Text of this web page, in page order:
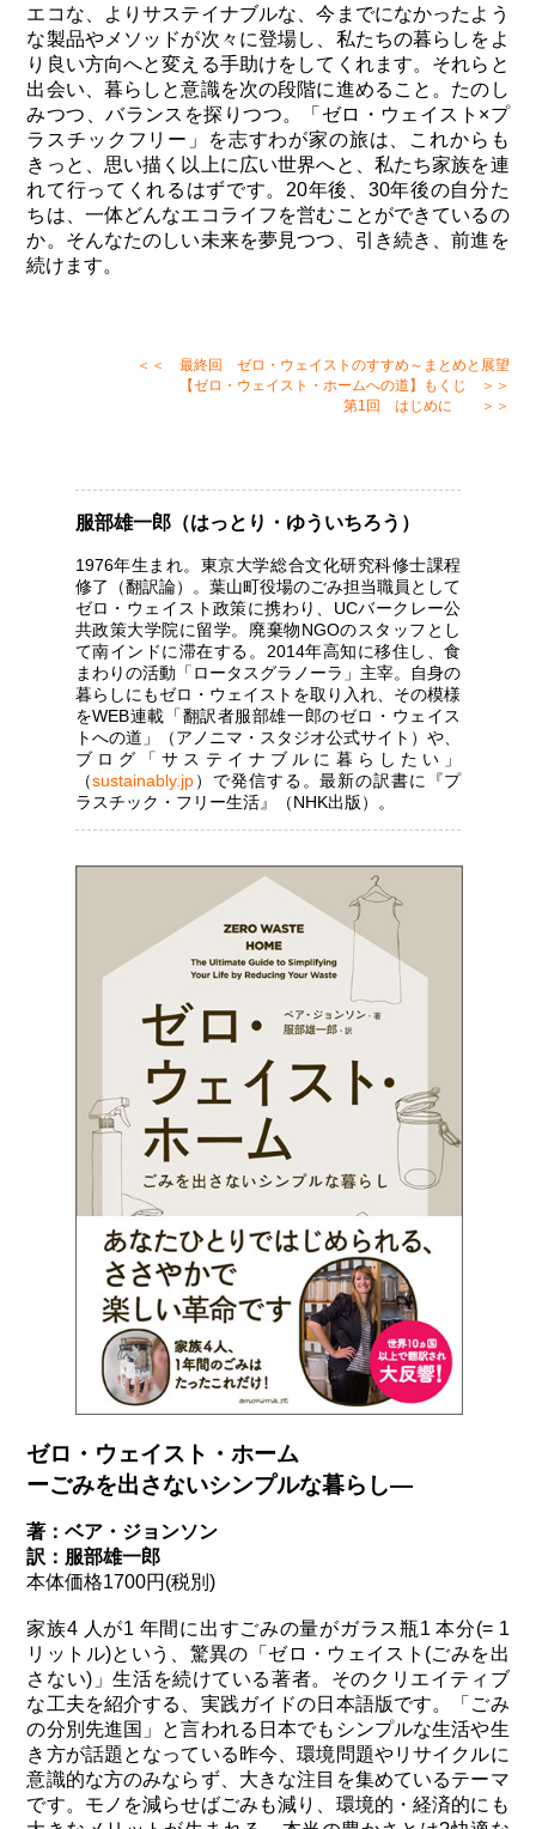
エコな、よりサステイナブルな、今までになかったよう
な製品やメソッドが次々に登場し、私たちの暮らしをよ
り良い方向へと変える手助けをしてくれます。それらと
出会い、暮らしと意識を次の段階に進めること。たのし
みつつ、バランスを探りつつ。「ゼロ・ウェイスト×プ
ラスチックフリー」を志すわが家の旅は、これからも
きっと、思い描く以上に広い世界へと、私たち家族を連
れて行ってくれるはずです。20年後、30年後の自分た
ちは、一体どんなエコライフを営むことができているの
か。そんなたのしい未来を夢見つつ、引き続き、前進を
続けます。
＜＜ 最終回 ゼロ・ウェイストのすすめ～まとめと展望
【ゼロ・ウェイスト・ホームへの道】もくじ ＞＞
第1回 はじめに ＞＞
服部雄一郎（はっとり・ゆういちろう）
1976年生まれ。東京大学総合文化研究科修士課程
修了（翻訳論）。葉山町役場のごみ担当職員として
ゼロ・ウェイスト政策に携わり、UCバークレー公
共政策大学院に留学。廃棄物NGOのスタッフとし
て南インドに滞在する。2014年高知に移住し、食
まわりの活動「ロータスグラノーラ」主宰。自身の
暮らしにもゼロ・ウェイストを取り入れ、その模様
をWEB連載「翻訳者服部雄一郎のゼロ・ウェイス
トへの道」（アノニマ・スタジオ公式サイト）や、
ブログ「サステイナブルに暮らしたい」
（sustainably.jp）で発信する。最新の訳書に『プ
ラスチック・フリー生活』（NHK出版）。
ゼロ・ウェイスト・ホーム
ーごみを出さないシンプルな暮らし―
著：ベア・ジョンソン
訳：服部雄一郎
本体価格1700円(税別)
家族4 人が1 年間に出すごみの量がガラス瓶1 本分(= 1
リットル)という、驚異の「ゼロ・ウェイスト(ごみを出
さない)」生活を続けている著者。そのクリエイティブ
な工夫を紹介する、実践ガイドの日本語版です。「ごみ
の分別先進国」と言われる日本でもシンプルな生活や生
き方が話題となっている昨今、環境問題やリサイクルに
意識的な方のみならず、大きな注目を集めているテーマ
です。モノを減らせばごみも減り、環境的・経済的にも